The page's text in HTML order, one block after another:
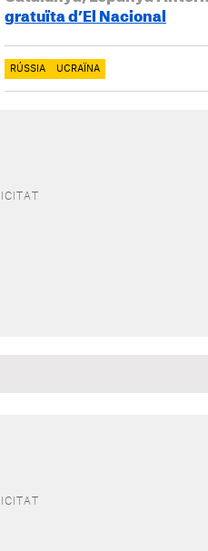
gratuïta d’El Nacional
RÚSSIA UCRAÏNA